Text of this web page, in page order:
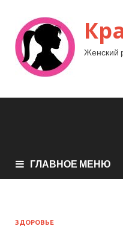
Женский
ГЛАВНОЕ МЕНЮ
ЗДОРОВЬЕ